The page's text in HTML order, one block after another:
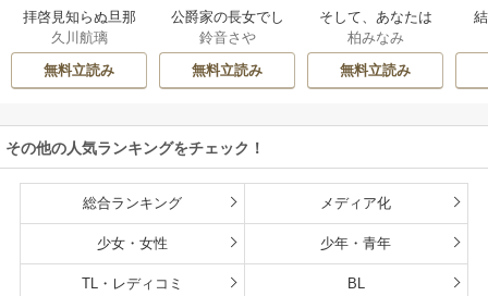
拝啓見知らぬ旦那
様、離婚していた
だきます
久川航璃
無料立読み
公爵家の長女でし
た
鈴音さや
無料立読み
そして、あなたは
私を捨てる
柏みなみ
無料立読み
その他の人気ランキングをチェック！
総合ランキング メディア化
少女・女性 少年・青年
TL・レディコミ BL